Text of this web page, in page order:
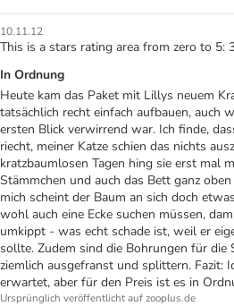
10.11.12
This is a stars rating area from zero to 5:
In Ordnung
Heute kam das Paket mit Lillys neuem
tatsächlich recht einfach aufbauen, auch
ersten Blick verwirrend war. Ich finde,
riecht, meiner Katze schien das nichts
kratzbaumlosen Tagen hing sie erst mal
Stämmchen und auch das Bett ganz
mich scheint der Baum an sich doch
wohl auch eine Ecke suchen müssen,
umkippt - was echt schade ist, weil er
sollte. Zudem sind die Bohrungen für die
ziemlich ausgefranst und splittern. Fazit:
erwartet, aber für den Preis ist es in
Ursprünglich veröffentlicht auf zooplus.de